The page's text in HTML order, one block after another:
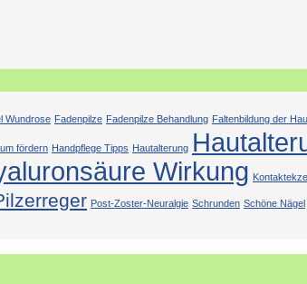
Wundrose Fadenpilze Fadenpilze Behandlung Faltenbildung der
fördern Handpflege Tipps Hautalterung
Wirkung
Post-Zoster-Neuralgie Schrunden Schöne Nägel